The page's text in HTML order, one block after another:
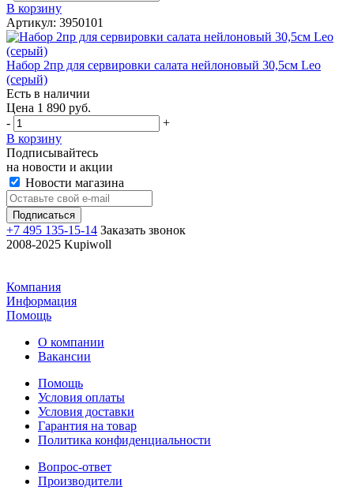
В корзину
Артикул: 3950101
Набор 2пр для сервировки салата нейлоновый 30,5см Leo
(серый)
Есть в наличии
Цена 1 890 руб.
-
+
В корзину
Подписывайтесь
на новости и акции
Новости магазина
+7 495 135-15-14 Заказать звонок
2008-2025 Kupiwoll
Компания
Информация
Помощь
О компании
Вакансии
Помощь
Условия оплаты
Условия доставки
Гарантия на товар
Политика конфиденциальности
Вопрос-ответ
Производители